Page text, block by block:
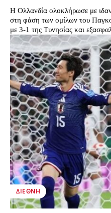
Η Ολλανδία ολοκλήρωσε με
στη φάση των ομίλων του
με 3-1 της Τυνησίας και
ΔΙΕΘΝΉ